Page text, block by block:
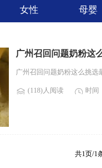
女性 母婴
广州召回问题奶粉这
广州召回问题奶粉这么挑选
(118)人阅读 时间
共1页/1